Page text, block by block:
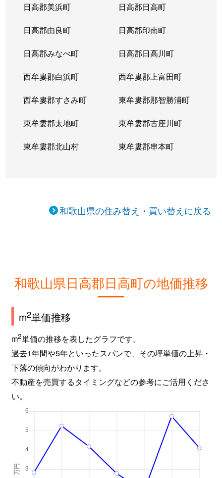
日高郡美浜町 日高郡日高町
日高郡由良町 日高郡印南町
日高郡みなべ町 日高郡日高川町
西牟婁郡白浜町 西牟婁郡上富田町
西牟婁郡すさみ町 東牟婁郡那智勝浦町
東牟婁郡太地町 東牟婁郡古座川町
東牟婁郡北山村 東牟婁郡串本町
和歌山県の住み替え・買い替えに戻る
和歌山県日高郡日高町の地価推移
m2単価推移
m2単価の推移を表したグラフです。
過去1年間や5年といったスパンで、その坪単価の上昇・
下落の傾向がわかります。
不動産を売買するタイミングなどの参考にご活用くださ
い。